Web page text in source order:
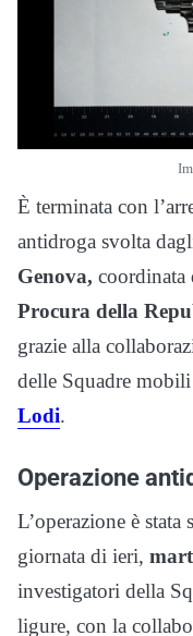
È terminata con
antidroga svolta
Genova, coordinata
Procura della
grazie alla
delle Squadre
Lodi.
Operazione
L’operazione è
giornata di ieri,
investigatori della
ligure, con la